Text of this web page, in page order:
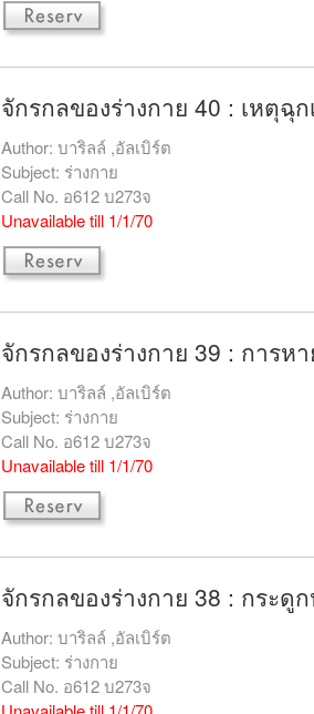
จักรกลของร่างกาย 40 : เหตุฉุ
Author: บาริลล์ ,อัลเบิร์ต
Subject: ร่างกาย
Call No. อ612 บ273จ
Unavailable till 1/1/70
จักรกลของร่างกาย 39 : การห
Author: บาริลล์ ,อัลเบิร์ต
Subject: ร่างกาย
Call No. อ612 บ273จ
Unavailable till 1/1/70
จักรกลของร่างกาย 38 : กระดู
Author: บาริลล์ ,อัลเบิร์ต
Subject: ร่างกาย
Call No. อ612 บ273จ